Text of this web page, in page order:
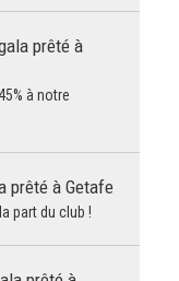
prêté à
à notre
prêté à Getafe
part du club !